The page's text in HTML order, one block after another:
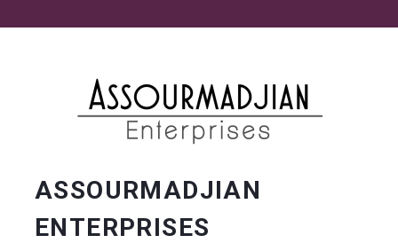
ASSOURMADJIAN
ENTERPRISES